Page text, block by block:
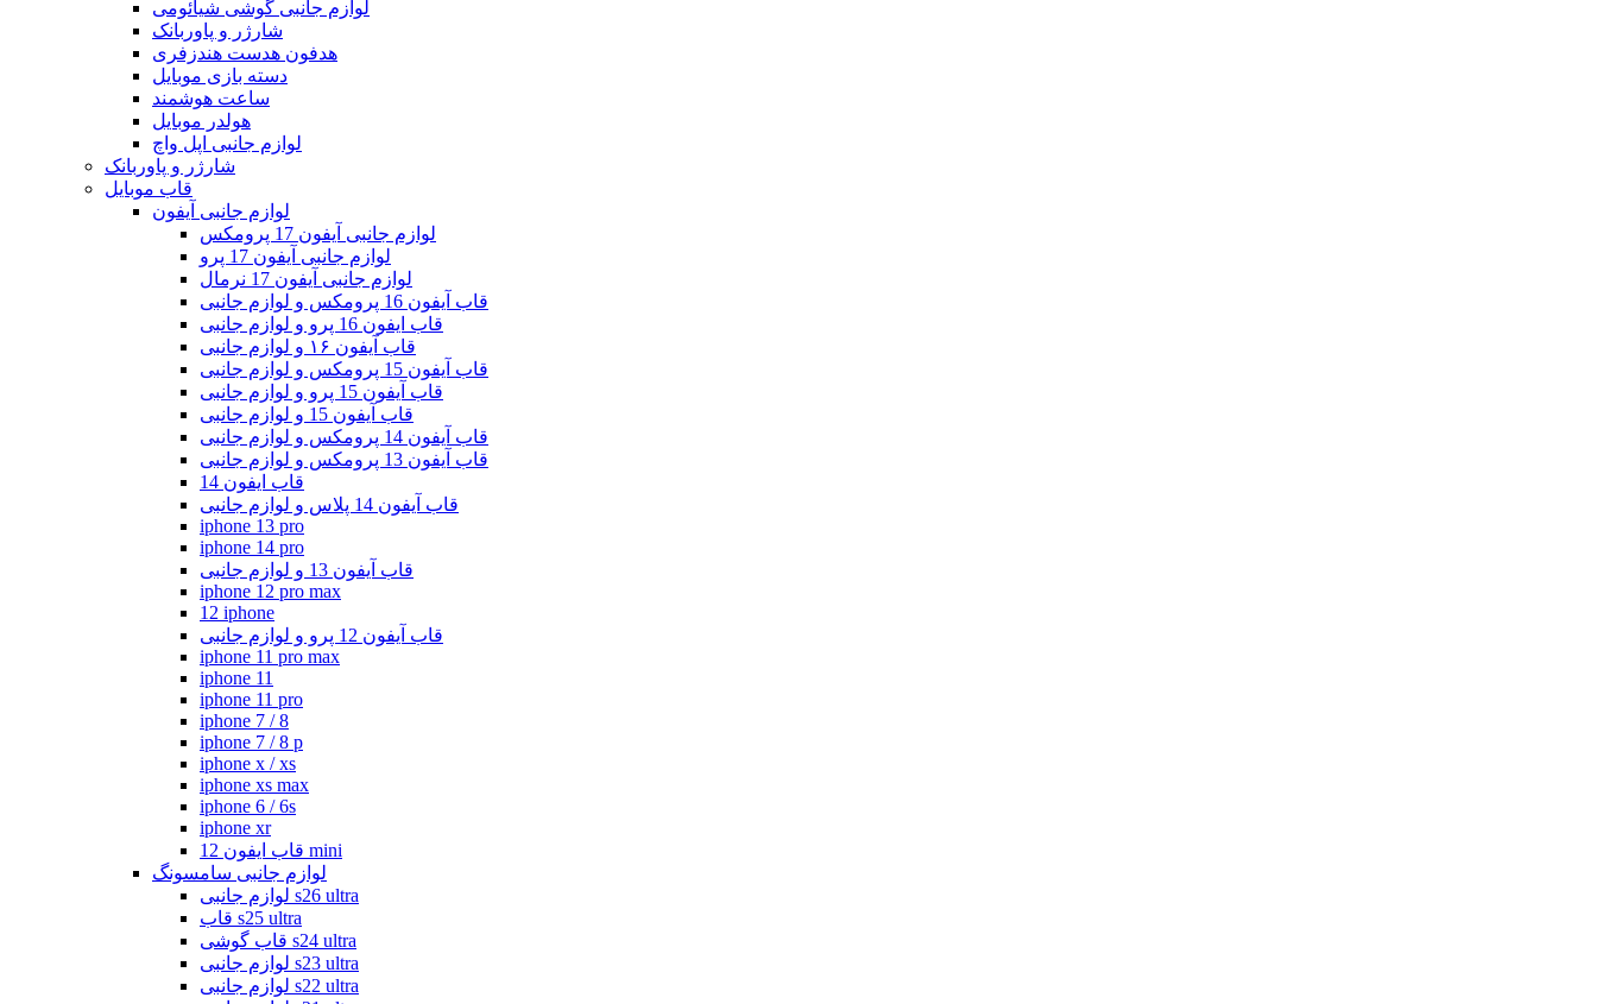
لوازم جانبی گوشی شیائومی
شارژر و پاوربانک
هدفون هدست هندزفری
دسته بازی موبایل
ساعت هوشمند
هولدر موبایل
لوازم جانبی اپل واچ
شارژر و پاوربانک
قاب موبایل
لوازم جانبی آیفون
لوازم جانبی آیفون 17 پرومکس
لوازم جانبی آیفون 17 پرو
لوازم جانبی آیفون 17 نرمال
قاب آیفون 16 پرومکس و لوازم جانبی
قاب ایفون 16 پرو و لوازم جانبی
قاب آیفون ۱۶ و لوازم جانبی
قاب آیفون 15 پرومکس و لوازم جانبی
قاب آیفون 15 پرو و لوازم جانبی
قاب آیفون 15 و لوازم جانبی
قاب آیفون 14 پرومکس و لوازم جانبی
قاب آیفون 13 پرومکس و لوازم جانبی
قاب ایفون 14
قاب آیفون 14 پلاس و لوازم جانبی
iphone 13 pro
iphone 14 pro
قاب آیفون 13 و لوازم جانبی
iphone 12 pro max
12 iphone
قاب آیفون 12 پرو و لوازم جانبی
iphone 11 pro max
iphone 11
iphone 11 pro
iphone 7 / 8
iphone 7 / 8 p
iphone x / xs
iphone xs max
iphone 6 / 6s
iphone xr
قاب ایفون 12 mini
لوازم جانبی سامسونگ
لوازم جانبی s26 ultra
قاب s25 ultra
قاب گوشی s24 ultra
لوازم جانبی s23 ultra
لوازم جانبی s22 ultra